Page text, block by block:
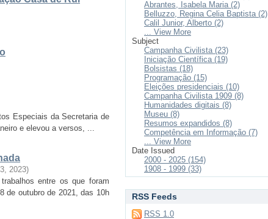
Especiais da Secretaria de
e elevou a versos, ...
, 2023)
entre os que foram
de outubro de 2021, das 10h
Abrantes, Isabela Maria (2)
Belluzzo, Regina Celia Baptista (2)
Calil Junior, Alberto (2)
... View More
Subject
Campanha Civilista (23)
Iniciação Científica (19)
Bolsistas (18)
Programação (15)
Eleições presidenciais (10)
Campanha Civilista 1909 (8)
Humanidades digitais (8)
Museu (8)
Resumos expandidos (8)
Competência em Informação (7)
... View More
Date Issued
2000 - 2025 (154)
1908 - 1999 (33)
RSS Feeds
RSS 1.0